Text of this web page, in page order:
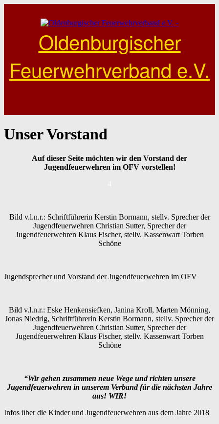
Oldenburgischer
Feuerwehrverband e.V.
Unser Vorstand
Auf dieser Seite möchten wir den Vorstand der
Jugendfeuerwehren im OFV vorstellen!
Bild v.l.n.r.: Schriftführerin Kerstin Bormann, stellv. Sprecher der
Jugendfeuerwehren Christian Sutter, Sprecher der
Jugendfeuerwehren Klaus Fischer, stellv. Kassenwart Torben
Schöne
Jugendsprecher und Vorstand der Jugendfeuerwehren im OFV
Bild v.l.n.r.: Eske Henkensiefken, Janina Kroll, Marten Mönning,
Jonas Niedrig, Schriftführerin Kerstin Bormann, stellv. Sprecher der
Jugendfeuerwehren Christian Sutter, Sprecher der
Jugendfeuerwehren Klaus Fischer, stellv. Kassenwart Torben
Schöne
“Wir gehen zusammen neue Wege und richten unsere
Jugendfeuerwehren in unserem Verband für die nächsten Jahre
aus! WIR!
Infos über die Kinder und Jugendfeuerwehren aus dem Jahre 2018